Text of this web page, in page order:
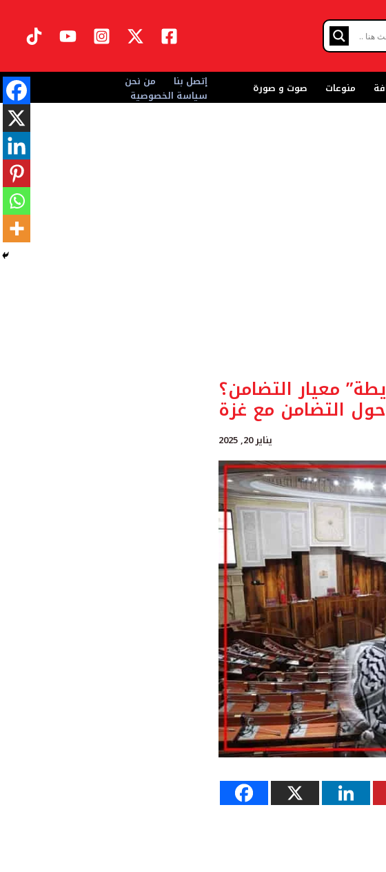
منوعات صوت و صورة إتصل بنا
من نحن
سياسة الخصوصية
معيار التضامن؟
التضامن مع غزة
يناير 20, 2025